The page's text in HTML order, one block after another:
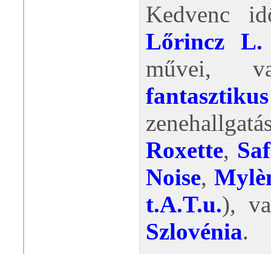
Kedvenc
Lőrincz L.
művei,
Roxette,
Noise,
t.A.T.u.),
Szlovénia.